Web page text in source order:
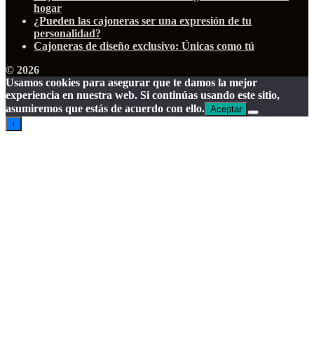
hogar
¿Pueden las cajoneras ser una expresión de tu
personalidad?
Cajoneras de diseño exclusivo: Únicas como tú
© 2026
Usamos cookies para asegurar que te damos la mejor
experiencia en nuestra web. Si continúas usando este sitio,
asumiremos que estás de acuerdo con ello. Aceptar
↑